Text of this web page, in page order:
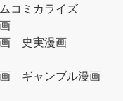
コミカライズ
史実漫画
ギャンブル漫画